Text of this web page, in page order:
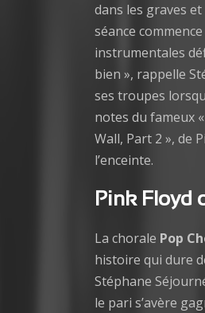
dans les graves
séance
instrumentales
bien », rappelle
ses troupes
notes du fameux
Wall, Part 2 », de
l’enceinte.
Pink Floyd
La chorale Pop
histoire qui dure
Stéphane
le pari s’avère